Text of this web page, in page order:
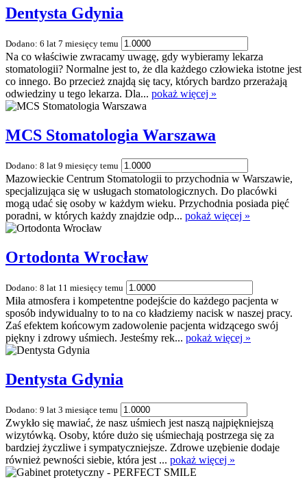
Dentysta Gdynia
Dodano: 6 lat 7 miesięcy temu
Na co właściwie zwracamy uwagę, gdy wybieramy lekarza
stomatologii? Normalne jest to, że dla każdego człowieka istotne jest
co innego. Bo przecież znajdą się tacy, których bardzo przerażają
odwiedziny u tego lekarza. Dla... pokaż więcej »
MCS Stomatologia Warszawa
Dodano: 8 lat 9 miesięcy temu
Mazowieckie Centrum Stomatologii to przychodnia w Warszawie,
specjalizująca się w usługach stomatologicznych. Do placówki
mogą udać się osoby w każdym wieku. Przychodnia posiada pięć
poradni, w których każdy znajdzie odp... pokaż więcej »
Ortodonta Wrocław
Dodano: 8 lat 11 miesięcy temu
Miła atmosfera i kompetentne podejście do każdego pacjenta w
sposób indywidualny to to na co kładziemy nacisk w naszej pracy.
Zaś efektem końcowym zadowolenie pacjenta widzącego swój
piękny i zdrowy uśmiech. Jesteśmy rek... pokaż więcej »
Dentysta Gdynia
Dodano: 9 lat 3 miesiące temu
Zwykło się mawiać, że nasz uśmiech jest naszą najpiękniejszą
wizytówką. Osoby, które dużo się uśmiechają postrzega się za
bardziej życzliwe i sympatyczniejsze. Zdrowe uzębienie dodaje
również pewności siebie, która jest ... pokaż więcej »